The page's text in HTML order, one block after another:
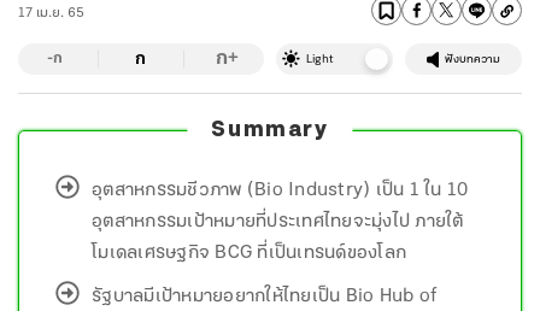
17 เม.ย. 65
-ก ก ก+ Light ฟังบทความ
Summary
อุตสาหกรรมชีวภาพ (Bio Industry) เป็น 1 ใน 10
อุตสาหกรรมเป้าหมายที่ประเทศไทยจะมุ่งไป ภายใต้
โมเดลเศรษฐกิจ BCG ที่เป็นเทรนด์ของโลก
รัฐบาลมีเป้าหมายอยากให้ไทยเป็น Bio Hub of